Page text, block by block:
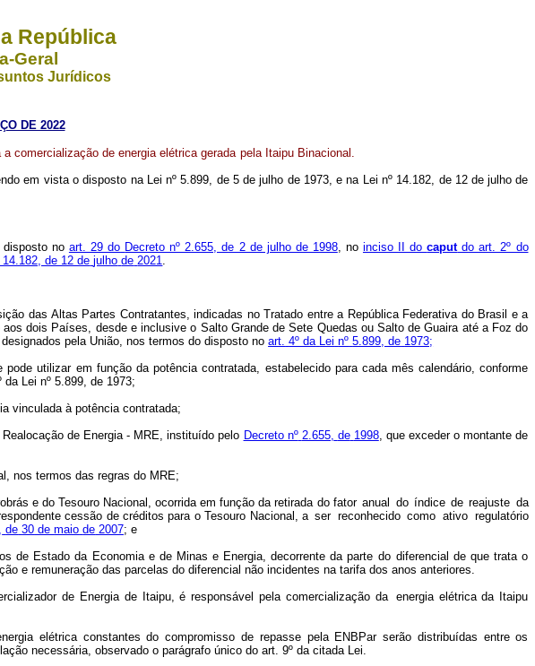
República
Geral
Jurídicos
DE 2022
a comercialização de energia elétrica gerada pela Itaipu Binacional.
em vista o disposto na Lei nº 5.899, de 5 de julho de 1973, e na Lei nº 14.182, de 12 de julho de
no art. 29 do Decreto nº 2.655, de 2 de julho de 1998, no inciso II docaputdo art. 2º do
14.182, de 12 de julho de 2021.
das Altas Partes Contratantes, indicadas no Tratado entre a República Federativa do Brasil e a
dois Países, desde e inclusive o Salto Grande de Sete Quedas ou Salto de Guaira até a Foz do
pela União, nos termos do disposto noart. 4º da Lei nº 5.899, de 1973;
pode utilizar em função da potência contratada, estabelecido para cada mês calendário, conforme
da Lei nº 5.899, de 1973;
vinculada à potência contratada;
de Energia - MRE, instituído pelo Decreto nº 2.655, de 1998, que exceder o montante de
nos termos das regras do MRE;
e do Tesouro Nacional, ocorrida em função da retirada do fator anual do índice de reajuste da
cessão de créditos para o Tesouro Nacional, a ser reconhecido como ativo regulatório
de 30 de maio de 2007; e
de Estado da Economia e de Minas e Energia, decorrente da parte do diferencial de que trata o
e remuneração das parcelas dodiferencial não incidentes na tarifa dos anos anteriores.
de Energia de Itaipu, é responsável pela comercialização da energia elétrica da Itaipu
elétrica constantes do compromisso de repasse pela ENBPar serão distribuídas entre os
necessária, observado o parágrafo único do art. 9º da citada Lei.